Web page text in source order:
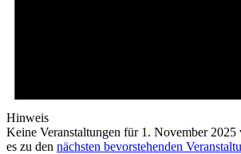
Hinweis
Keine Veranstaltungen für 1. November 2025
es zu den nächsten bevorstehenden